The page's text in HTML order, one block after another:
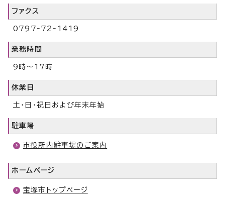
ファクス
0797‐72‐1419
業務時間
9時～17時
休業日
土・日・祝日および年末年始
駐車場
市役所内駐車場のご案内
ホームページ
宝塚市トップページ